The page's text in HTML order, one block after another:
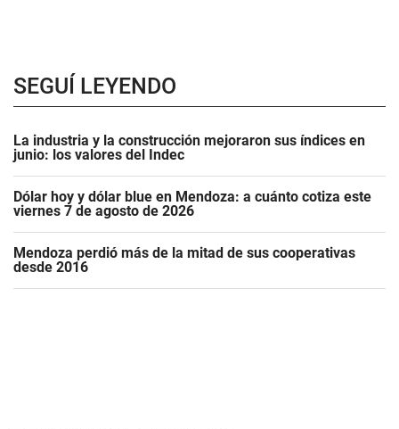
SEGUÍ LEYENDO
La industria y la construcción mejoraron sus índices en
junio: los valores del Indec
Dólar hoy y dólar blue en Mendoza: a cuánto cotiza este
viernes 7 de agosto de 2026
Mendoza perdió más de la mitad de sus cooperativas
desde 2016